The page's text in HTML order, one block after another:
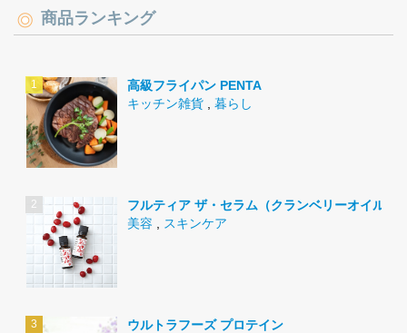
商品ランキング
高級フライパン PENTA
キッチン雑貨
暮らし
フルティア ザ・セラム（クランベリーオイル）
美容
スキンケア
ウルトラフーズ プロテイン